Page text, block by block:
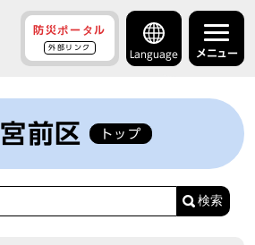
防災ポータル
外部リンク
Language メニュー
宮前区 トップ
検索